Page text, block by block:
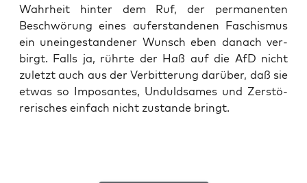
Wahr­heit hin­ter dem Ruf, der per­ma­nen­ten
Beschwö­rung eines auf­er­stan­de­nen Faschis­mus
ein unein­ge­stan­de­ner Wunsch eben danach ver­
birgt. Falls ja, rühr­te der Haß auf die AfD nicht
zuletzt auch aus der Ver­bit­te­rung dar­über, daß sie
etwas so Impo­san­tes, Unduld­sa­mes und Zer­stö­
re­ri­sches ein­fach nicht zustan­de bringt.